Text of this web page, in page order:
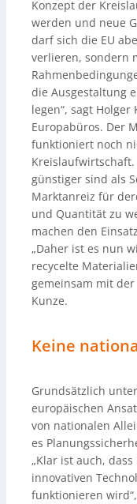
Konzept der
werden und neue
darf sich die EU
verlieren, sondern
die Ausgestaltung
legen“, sagt Holger
Europabüros. Der
funktioniert noch
günstiger sind als
Marktanreiz für
und Quantität zu
machen den
„Daher ist es nun
recycelte
gemeinsam mit
Kunze.
Keine
Grundsätzlich
europäischen
von nationalen
es
„Klar ist auch,
innovativen
funktionieren